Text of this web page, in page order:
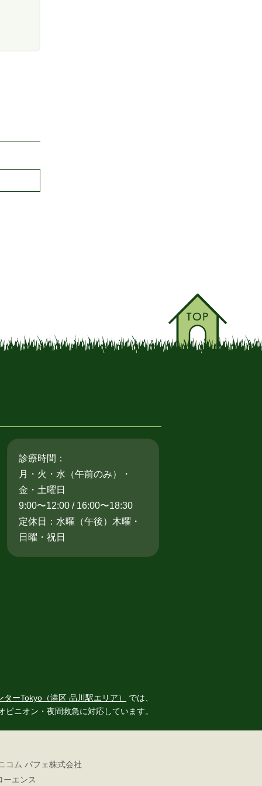
診療時間：
月・火・水（午前のみ）・
金・土曜日
9:00〜12:00 / 16:00〜18:30
定休日：水曜（午後）木曜・
日曜・祝日
ーTokyo（港区 品川駅エリア）
では、
ニオン・夜間救急に対応しています。
コム パフェ株式会社
ーエンス